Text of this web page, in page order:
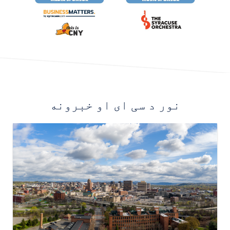
نور د سی ای او خبرونه
Image